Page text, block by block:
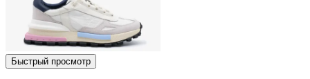
Быстрый просмотр